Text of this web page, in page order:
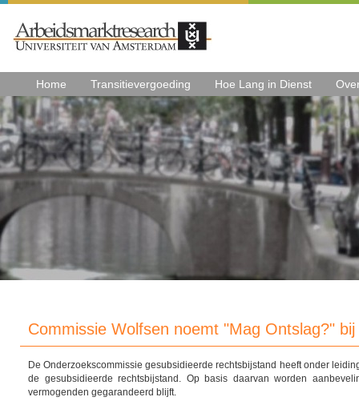
Home Transitievergoeding Hoe Lang in Dienst
Commissie Wolfsen noemt "Mag Ontslag?"
De Onderzoekscommissie gesubsidieerde rechtsbijstand heeft onder
de gesubsidieerde rechtsbijstand. Op basis daarvan worden
vermogenden gegarandeerd blijft.